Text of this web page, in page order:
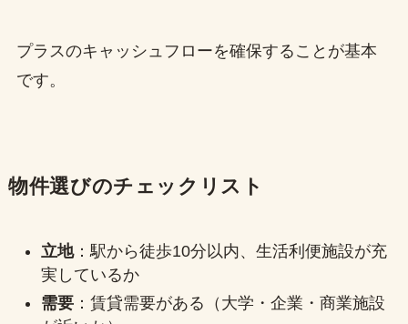
プラスのキャッシュフローを確保することが基本
です。
物件選びのチェックリスト
立地：駅から徒歩10分以内、生活利便施設が充
実しているか
需要：賃貸需要がある（大学・企業・商業施設